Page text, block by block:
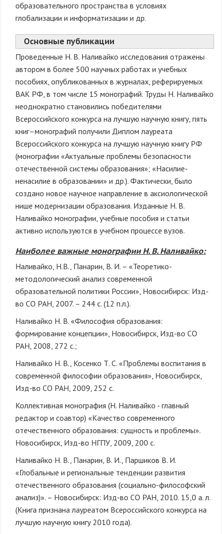
образовательного пространства в условиях
глобализации и информатизации и др.
Основные публикации
Проведенные Н. В. Наливайко исследования отражены
автором в более 500 научных работах и учебных
пособиях, опубликованных в журналах, реферируемых
ВАК РФ, в том числе 15 монографий. Труды Н. Наливайко
неоднократно становились победителями
Всероссийского конкурса на лучшую научную книгу, пять
книг–монографий получили Диплом лауреата
Всероссийского конкурса на лучшую научную книгу РФ
(монографии «Актуальные проблемы безопасности
отечественной системы образования»; «Насилие-
ненасилие в образовании» и др.). Фактически, было
создано новое научное направление в аксиологической
нише модернизации образования. Изданные Н. В.
Наливайко монографии, учебные пособия и статьи
активно используются в учебном процессе вузов.
Наиболее важные монографии Н. В. Наливайко:
Наливайко, Н.В., Панарин, В. И. – «Теоретико-
методологический анализ современной
образовательной политики России», Новосибирск: Изд-
во СО РАН, 2007. – 244 с. (12 п.л.).
Наливайко Н. В. «Философия образования:
формирование концепции», Новосибирск, Изд-во СО
РАН, 2008, 272 с.;
Наливайко Н. В., Косенко Т. С. «Проблемы воспитания в
современной философии образования», Новосибирск,
Изд-во СО РАН, 2009, 252 с.
Коллективная монография (Н. Наливайко - главный
редактор и соавтор) «Качество современного
отечественного образования: сущность и проблемы».
Новосибирск, Изд-во НГПУ, 2009, 200 с.
Наливайко Н. В., Панарин, В. И., Паршиков В. И.
«Глобальные и региональные тенденции развития
отечественного образования (социально-философский
анализ)». – Новосибирск: Изд-во СО РАН, 2010. 15,0 а. л.
(Книга признана лауреатом Всероссийского конкурса на
лучшую научную книгу 2010 года).